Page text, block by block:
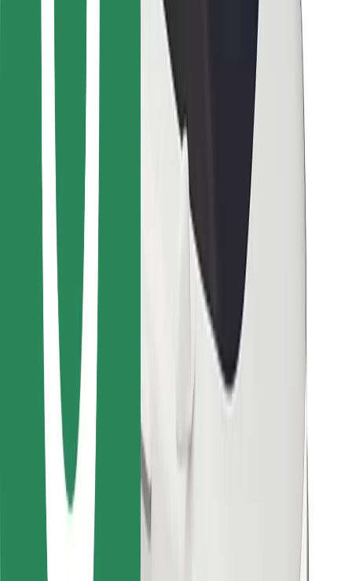
გადმოწერე Bolt
იპოვე შენი საყვარელი კერძები!
გადმოწერე Bolt Food